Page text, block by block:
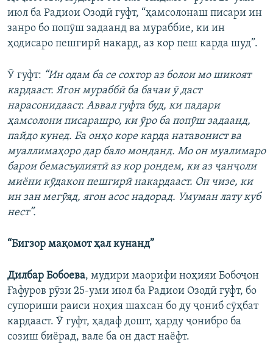
июл ба Радиои Озодӣ гуфт, “ҳамсолонаш писари ин
занро бо попӯш задаанд ва мураббие, ки ин
ҳодисаро пешгирӣ накард, аз кор пеш карда шуд”.
Ӯ гуфт: “Ин одам ба се сохтор аз болои мо шикоят
кардааст. Ягон мураббӣ ба бачаи ӯ даст
нарасонидааст. Аввал гуфта буд, ки падари
ҳамсолони писарашро, ки ӯро ба попӯш задаанд,
пайдо кунед. Ба онҳо коре карда натавонист ва
муаллимаҳоро дар бало монданд. Мо он муалимаро
барои бемасъулиятӣ аз кор рондем, ки аз ҷанҷоли
миёни кӯдакон пешгирӣ накардааст. Он чизе, ки
ин зан мегӯяд, ягон асос надорад. Умуман лату куб
нест”.
“Бигзор мақомот ҳал кунанд”
Дилбар Бобоева, мудири маорифи ноҳияи Бобоҷон
Ғафуров рӯзи 25-уми июл ба Радиои Озодӣ гуфт, бо
супориши раиси ноҳия шахсан бо ду ҷониб сӯҳбат
кардааст. Ӯ гуфт, ҳадаф дошт, ҳарду ҷонибро ба
созиш биёрад, вале ба он даст наёфт.